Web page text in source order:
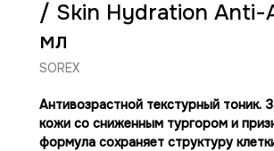
/ Skin Hydration Anti-
мл
SOREX
Антивозрастной текстурный
кожи со сниженным тургором и
формула сохраняет структуру